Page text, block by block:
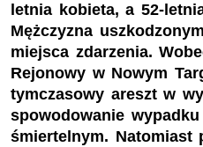
letnia kobieta, a 52-
Mężczyzna
miejsca zdarzenia.
Rejonowy w Nowym
tymczasowy areszt w
spowodowanie
śmiertelnym. Natomiast